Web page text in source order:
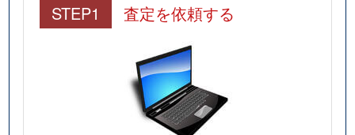
STEP1 査定を依頼する